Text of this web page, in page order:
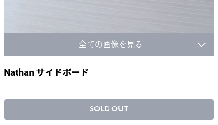
全ての画像を見る
Nathan サイドボード
SOLD OUT